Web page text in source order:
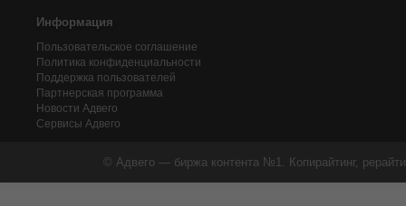
Информация
Пользовательское соглашение
Политика конфиденциальности
Поддержка пользователей
Партнерская программа
Новости Адвего
Сервисы Адвего
© Адвего — биржа контента №1. Копирайтинг,